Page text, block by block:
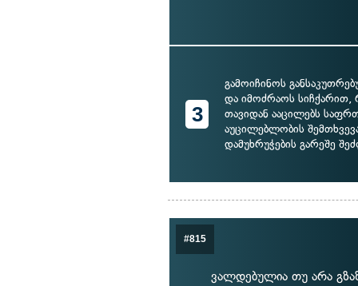
3
გამოიჩინოს
და იმოძრაოს
თავიდან ააცილებს
აუცილებლობის
დამუხრუჭების გარეშე
#815
ვალდებულია თუ არა